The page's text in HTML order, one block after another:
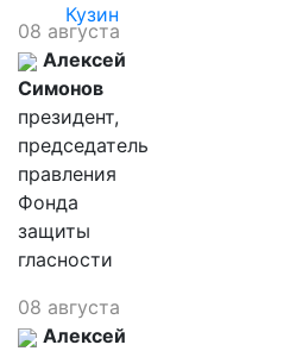
Кузин
08 августа
Алексей
Симонов
президент,
председатель
правления
Фонда
защиты
гласности
08 августа
Алексей